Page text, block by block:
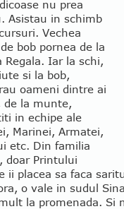
nu prea
Asistau in schimb
Vechea
bob pornea de la
Regala. Iar la schi,
si la bob,
oameni dintre ai
de la munte,
in echipe ale
Marinei, Armatei,
etc. Din familia
doar Printului
ii placea sa faca
o vale in sudul
la promenada. Si